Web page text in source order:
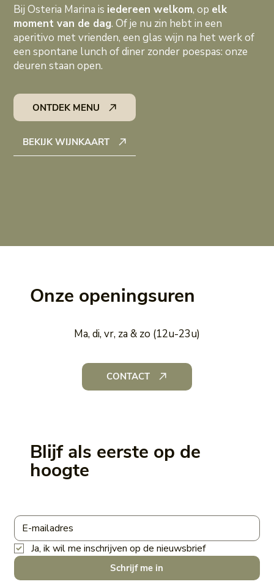
Bij Osteria Marina is iedereen welkom, op elk
moment van de dag. Of je nu zin hebt in een
aperitivo met vrienden, een glas wijn na het werk of
een spontane lunch of diner zonder poespas: onze
deuren staan open.
ONTDEK MENU
BEKIJK WIJNKAART
Blijf als eerste op de
hoogte
Ja, ik wil me inschrijven op de nieuwsbrief
Schrijf me in
Onze openingsuren
Ma, di, vr, za & zo (12u-23u)
CONTACT